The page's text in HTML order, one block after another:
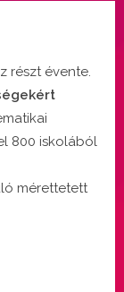
részt évente.
800 iskolából
mérettetett